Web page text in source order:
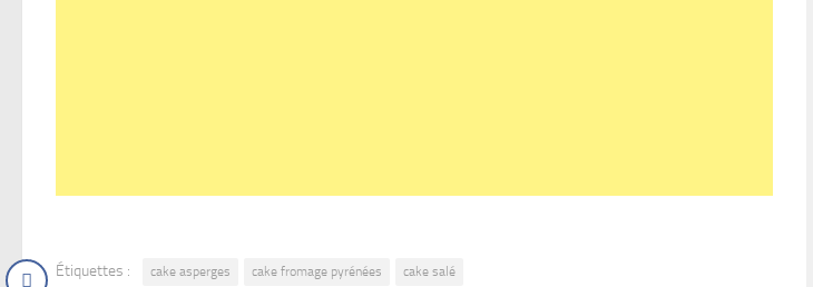
Étiquettes : cake asperges cake fromage pyrénées cake salé